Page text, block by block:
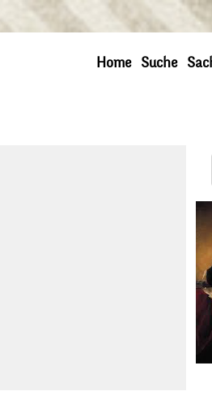
Home Suche